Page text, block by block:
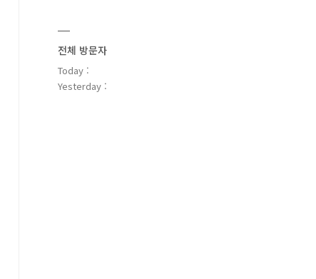
전체 방문자
Today :
Yesterday :